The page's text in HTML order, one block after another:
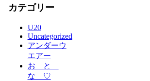
カテゴリー
U20
Uncategorized
アンダーウ
エアー
お と
な ♡